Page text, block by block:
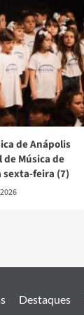
de Anápolis
de Música de
sexta-feira (7)
Destaques